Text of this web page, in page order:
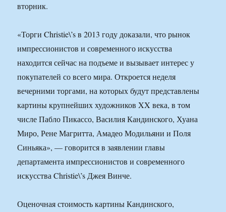
вторник.
«Торги Christie\’s в 2013 году доказали, что рынок
импрессионистов и современного искусства
находится сейчас на подъеме и вызывает интерес у
покупателей со всего мира. Откроется неделя
вечерними торгами, на которых будут представлены
картины крупнейших художников XX века, в том
числе Пабло Пикассо, Василия Кандинского, Хуана
Миро, Рене Магритта, Амадео Модильяни и Поля
Синьяка», — говорится в заявлении главы
департамента импрессионистов и современного
искусства Christie\’s Джея Винче.
Оценочная стоимость картины Кандинского,